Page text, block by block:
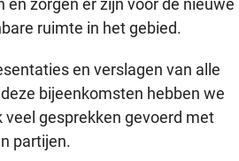
en zorgen er zijn voor de nieuwe
ruimte in het gebied.
en verslagen van alle
bijeenkomsten hebben we
veel gesprekken gevoerd met
partijen.